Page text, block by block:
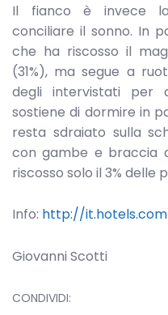
Il fianco è invece
conciliare il sonno. In
che ha riscosso il
(31%), ma segue a
degli intervistati per
sostiene di dormire in
resta sdraiato sulla
con gambe e braccia
riscosso solo il 3% delle
Info: http://it.hotels.com
Giovanni Scotti
CONDIVIDI: